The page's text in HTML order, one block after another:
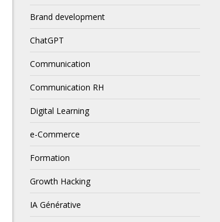
Brand development
ChatGPT
Communication
Communication RH
Digital Learning
e-Commerce
Formation
Growth Hacking
IA Générative